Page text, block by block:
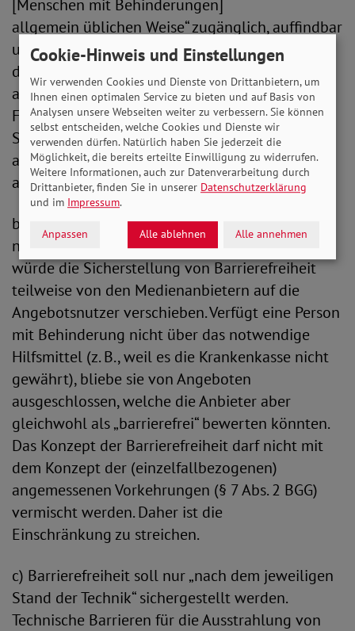
[Menschen mit Behinderungen]
allgemein üblichen Weise“ zugänglich, auffindbar
und nutzbar sein, sondern das Angebot muss „in
der allgemein üblichen Weise“ zugänglich,
auffindbar und nutzbar sein. Die letztere
Formulierung gewährleistet, dass nicht
Sonderlösungen, sondern reguläre Lösungen
auch für Menschen mit Behinderungen
angestrebt werden.
b) Die Barrierefreiheit darf nicht „unter Nutzung
notwendiger Hilfsmittel“ bemessen werden. Das
würde die Sicherstellung von Barrierefreiheit
teilweise von den Medienanbietern auf die
Angebotsnutzer verschieben. Verfügt eine Person
mit Behinderung nicht über das notwendige
Hilfsmittel (z. B., weil es die Krankenkasse nicht
gewährt), bliebe sie von Angeboten
ausgeschlossen, welche die Anbieter aber
gleichwohl als „barrierefrei“ bewerten könnten.
Das Konzept der Barrierefreiheit darf nicht mit
dem Konzept der (einzelfallbezogenen)
angemessenen Vorkehrungen (§ 7 Abs. 2 BGG)
vermischt werden. Daher ist die
Einschränkung zu streichen.
c) Barrierefreiheit soll nur „nach dem jeweiligen
Stand der Technik“ sichergestellt werden.
Technische Barrieren für die Ausstrahlung von
Cookie-Hinweis und Einstellungen
Wir verwenden Cookies und Dienste von Drittanbietern, um
Ihnen einen optimalen Service zu bieten und auf Basis von
Analysen unsere Webseiten weiter zu verbessern. Sie können
selbst entscheiden, welche Cookies und Dienste wir
verwenden dürfen. Natürlich haben Sie jederzeit die
Möglichkeit, die bereits erteilte Einwilligung zu widerrufen.
Weitere Informationen, auch zur Datenverarbeitung durch
Drittanbieter, finden Sie in unserer Datenschutzerklärung
und im Impressum.
Anpassen Alle ablehnen Alle annehmen